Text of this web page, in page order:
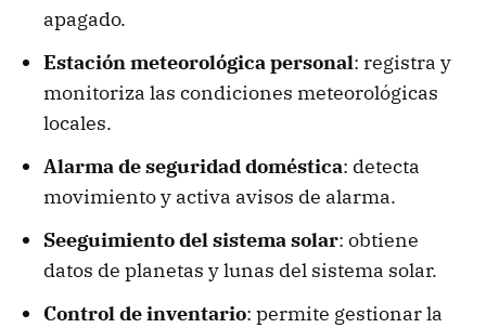
apagado.
Estación meteorológica personal: registra y
monitoriza las condiciones meteorológicas
locales.
Alarma de seguridad doméstica: detecta
movimiento y activa avisos de alarma.
Seeguimiento del sistema solar: obtiene
datos de planetas y lunas del sistema solar.
Control de inventario: permite gestionar la